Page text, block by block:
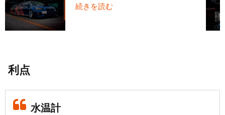
続きを読む
利点
水温計